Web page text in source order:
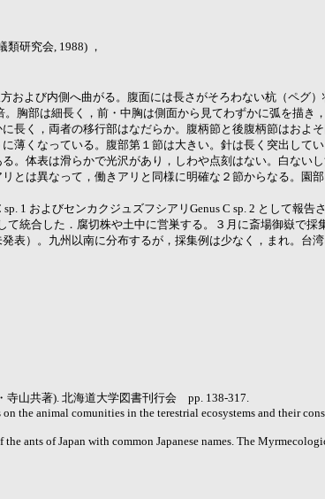
研究会, 1988) ，
および内側へ曲がる。腹面には長さがそろわない杭（ペグ）
胸部は細長く，前・中胸は側面から見てわずかに弧を描き
長く，両者の移行部はなだらか。腹柄節と後腹柄節はおよ
薄くなっている。腹部第１節は大きい。針は長く突出してい
。体表は滑らかで光沢があり，しわや点刻はない。白ない
とは異なって，働きアリと同様に明確な２節からなる。園
1 およびセンカクジュズフシアリGenus C sp. 2 として報告
統合した．腐切株や土中に営巣する。３月に斎場御嶽で採
表）。九州以南に分布するが，採集例は少なく，まれ。台
寺山共著). 北海道大学図書刊行会 pp. 138-317.
the animal comunities in the terestrial ecosystems and their
ants of Japan with common Japanese names. The